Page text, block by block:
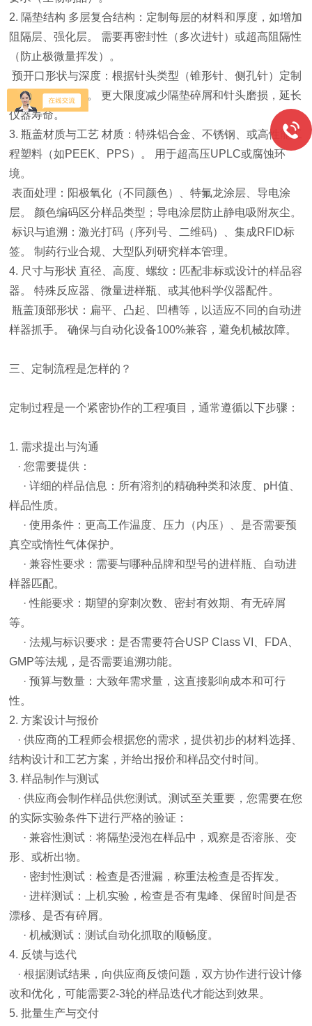
2. 隔垫结构 多层复合结构：定制每层的材料和厚度，如增加
阻隔层、强化层。 需要再密封性（多次进针）或超高阻隔性
（防止极微量挥发）。
预开口形状与深度：根据针头类型（锥形针、侧孔针）定制
更合适的预开口。 更大限度减少隔垫碎屑和针头磨损，延长
仪器寿命。
3. 瓶盖材质与工艺 材质：特殊铝合金、不锈钢、或高性能工
程塑料（如PEEK、PPS）。 用于超高压UPLC或腐蚀环
境。
表面处理：阳极氧化（不同颜色）、特氟龙涂层、导电涂
层。 颜色编码区分样品类型；导电涂层防止静电吸附灰尘。
标识与追溯：激光打码（序列号、二维码）、集成RFID标
签。 制药行业合规、大型队列研究样本管理。
4. 尺寸与形状 直径、高度、螺纹：匹配非标或设计的样品容
器。 特殊反应器、微量进样瓶、或其他科学仪器配件。
瓶盖顶部形状：扁平、凸起、凹槽等，以适应不同的自动进
样器抓手。 确保与自动化设备100%兼容，避免机械故障。
三、定制流程是怎样的？
定制过程是一个紧密协作的工程项目，通常遵循以下步骤：
1. 需求提出与沟通
· 您需要提供：
· 详细的样品信息：所有溶剂的精确种类和浓度、pH值、
样品性质。
· 使用条件：更高工作温度、压力（内压）、是否需要预
真空或惰性气体保护。
· 兼容性要求：需要与哪种品牌和型号的进样瓶、自动进
样器匹配。
· 性能要求：期望的穿刺次数、密封有效期、有无碎屑
等。
· 法规与标识要求：是否需要符合USP Class VI、FDA、
GMP等法规，是否需要追溯功能。
· 预算与数量：大致年需求量，这直接影响成本和可行
性。
2. 方案设计与报价
· 供应商的工程师会根据您的需求，提供初步的材料选择、
结构设计和工艺方案，并给出报价和样品交付时间。
3. 样品制作与测试
· 供应商会制作样品供您测试。测试至关重要，您需要在您
的实际实验条件下进行严格的验证：
· 兼容性测试：将隔垫浸泡在样品中，观察是否溶胀、变
形、或析出物。
· 密封性测试：检查是否泄漏，称重法检查是否挥发。
· 进样测试：上机实验，检查是否有鬼峰、保留时间是否
漂移、是否有碎屑。
· 机械测试：测试自动化抓取的顺畅度。
4. 反馈与迭代
· 根据测试结果，向供应商反馈问题，双方协作进行设计修
改和优化，可能需要2-3轮的样品迭代才能达到效果。
5. 批量生产与交付